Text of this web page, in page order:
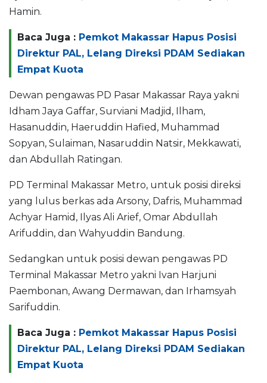
Hamin.
Baca Juga : Pemkot Makassar Hapus Posisi
Direktur PAL, Lelang Direksi PDAM Sediakan
Empat Kuota
Dewan pengawas PD Pasar Makassar Raya yakni
Idham Jaya Gaffar, Surviani Madjid, Ilham,
Hasanuddin, Haeruddin Hafied, Muhammad
Sopyan, Sulaiman, Nasaruddin Natsir, Mekkawati,
dan Abdullah Ratingan.
PD Terminal Makassar Metro, untuk posisi direksi
yang lulus berkas ada Arsony, Dafris, Muhammad
Achyar Hamid, Ilyas Ali Arief, Omar Abdullah
Arifuddin, dan Wahyuddin Bandung.
Sedangkan untuk posisi dewan pengawas PD
Terminal Makassar Metro yakni Ivan Harjuni
Paembonan, Awang Dermawan, dan Irhamsyah
Sarifuddin.
Baca Juga : Pemkot Makassar Hapus Posisi
Direktur PAL, Lelang Direksi PDAM Sediakan
Empat Kuota